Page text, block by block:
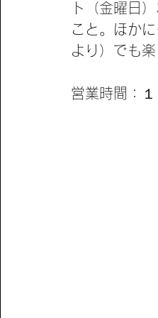
ト（金曜日
こと。ほか
より）でも
営業時間：